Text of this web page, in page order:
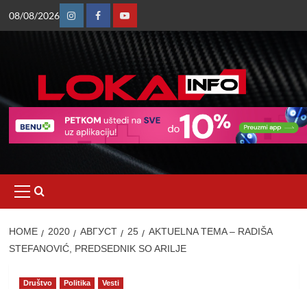
08/08/2026
InstagramFacebookYoutube
Menu
HOME 2020 АВГУСТ 25
AKTUELNA TEMA – RADIŠA
STEFANOVIĆ, PREDSEDNIK SO ARILJE
Društvo Politika Vesti